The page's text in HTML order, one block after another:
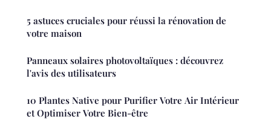
5 astuces cruciales pour réussi la rénovation de
votre maison
Panneaux solaires photovoltaïques : découvrez
l'avis des utilisateurs
10 Plantes Native pour Purifier Votre Air Intérieur
et Optimiser Votre Bien-être